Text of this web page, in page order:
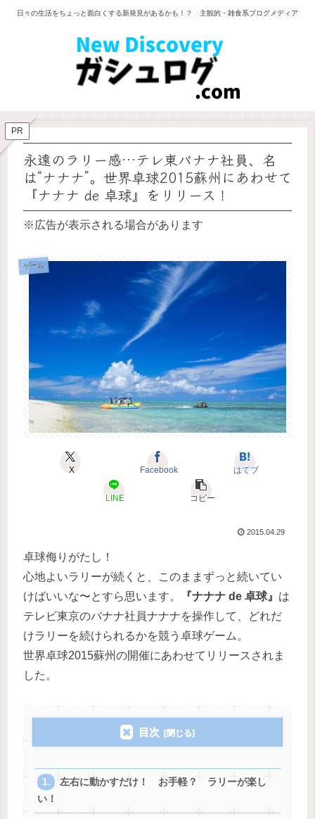
日々の生活をちょっと面白くする新発見があるかも！？ 主観的・雑食系ブログメディア
PR
永遠のラリー感…テレ東バナナ社員、名
は“ナナナ”。世界卓球2015蘇州にあわせて
『ナナナ de 卓球』をリリース！
※広告が表示される場合があります
ゲーム
X Facebook はてブ
LINE コピー
2015.04.29
卓球侮りがたし！
心地よいラリーが続くと、このままずっと続いてい
けばいいな〜とすら思います。
『ナナナ de 卓球』 は
テレビ東京のバナナ社員ナナナを操作して、どれだ
けラリーを続けられるかを競う卓球ゲーム。
世界卓球2015蘇州の開催にあわせてリリースされま
した。
目次
左右に動かすだけ！ お手軽？ ラリーが楽し
い！